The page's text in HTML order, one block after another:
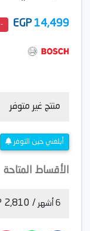
14,499
EGP
- 15%
منتج غير متوفر
أبلغني حين التوفر
الأقساط المتاحة
6 أشهر / 2,810 EGP